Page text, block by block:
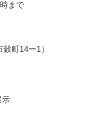
まで
町14ー1）
示